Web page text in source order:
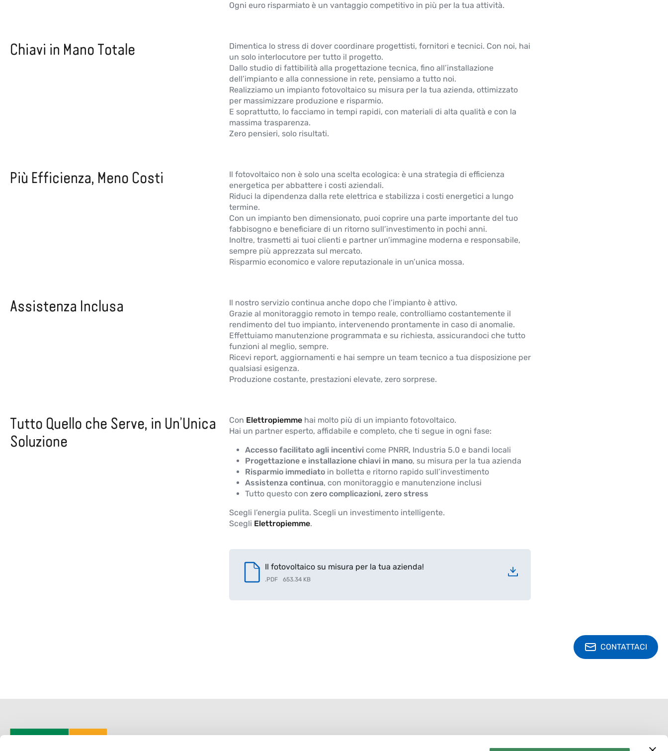
Ogni euro risparmiato è un vantaggio competitivo in più per la tua attività.
Chiavi in Mano Totale
Dimentica lo stress di dover coordinare progettisti, fornitori e tecnici. Con noi, hai
un solo interlocutore per tutto il progetto.
Dallo studio di fattibilità alla progettazione tecnica, fino all’installazione
dell’impianto e alla connessione in rete, pensiamo a tutto noi.
Realizziamo un impianto fotovoltaico su misura per la tua azienda, ottimizzato
per massimizzare produzione e risparmio.
E soprattutto, lo facciamo in tempi rapidi, con materiali di alta qualità e con la
massima trasparenza.
Zero pensieri, solo risultati.
Più Efficienza, Meno Costi
Il fotovoltaico non è solo una scelta ecologica: è una strategia di efficienza
energetica per abbattere i costi aziendali.
Riduci la dipendenza dalla rete elettrica e stabilizza i costi energetici a lungo
termine.
Con un impianto ben dimensionato, puoi coprire una parte importante del tuo
fabbisogno e beneficiare di un ritorno sull’investimento in pochi anni.
Inoltre, trasmetti ai tuoi clienti e partner un’immagine moderna e responsabile,
sempre più apprezzata sul mercato.
Risparmio economico e valore reputazionale in un’unica mossa.
Assistenza Inclusa
Il nostro servizio continua anche dopo che l’impianto è attivo.
Grazie al monitoraggio remoto in tempo reale, controlliamo costantemente il
rendimento del tuo impianto, intervenendo prontamente in caso di anomalie.
Effettuiamo manutenzione programmata e su richiesta, assicurandoci che tutto
funzioni al meglio, sempre.
Ricevi report, aggiornamenti e hai sempre un team tecnico a tua disposizione per
qualsiasi esigenza.
Produzione costante, prestazioni elevate, zero sorprese.
Tutto Quello che Serve, in Un’Unica
Soluzione
Con Elettropiemme hai molto più di un impianto fotovoltaico.
Hai un partner esperto, affidabile e completo, che ti segue in ogni fase:
Accesso facilitato agli incentivi come PNRR, Industria 5.0 e bandi locali
Progettazione e installazione chiavi in mano, su misura per la tua azienda
Risparmio immediato in bolletta e ritorno rapido sull’investimento
Assistenza continua, con monitoraggio e manutenzione inclusi
Tutto questo conzero complicazioni, zero stress
Scegli l’energia pulita. Scegli un investimento intelligente.
Scegli Elettropiemme.
Il fotovoltaico su misura per la tua azienda!
.PDF 653.34 KB
CONTATTACI